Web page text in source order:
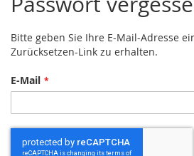
Bitte geben Sie Ihre E-Mail-Adresse
Zurücksetzen-Link zu erhalten.
E-Mail